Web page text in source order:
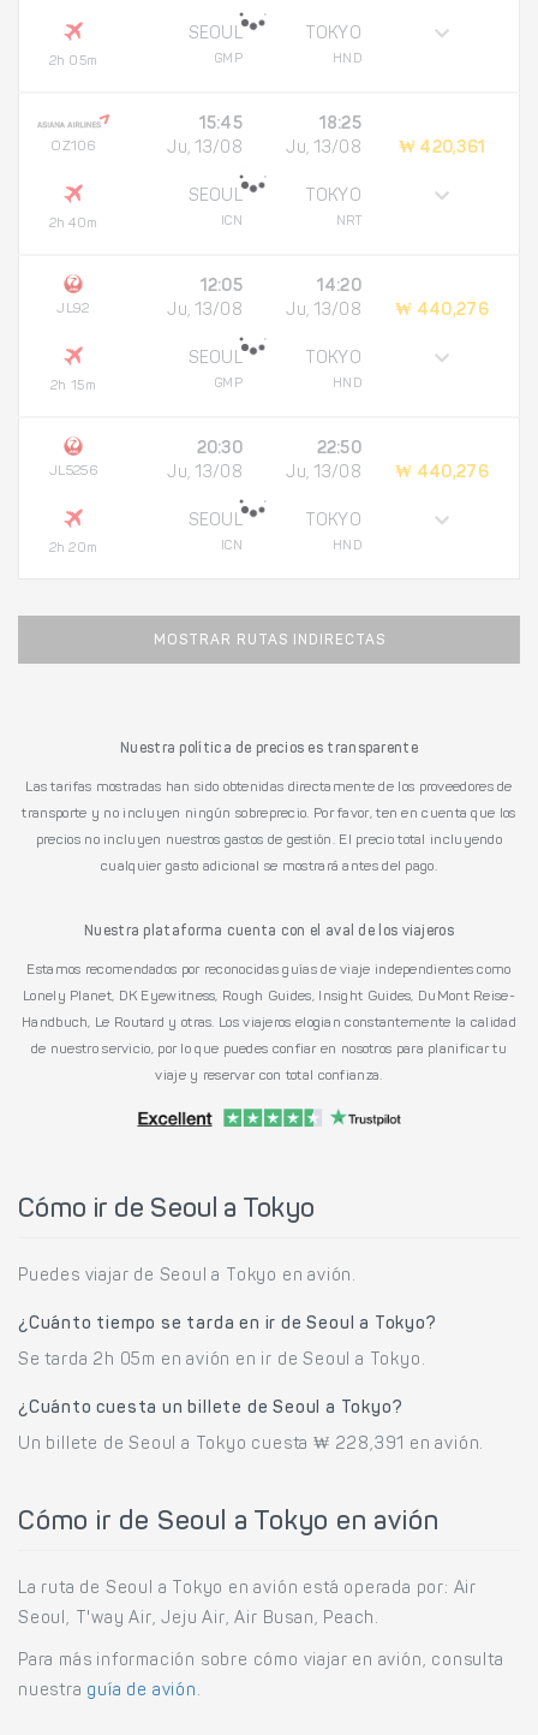
2h 05m
SEOUL
GMP
TOKYO
HND
OZ106
2h 40m
15:45
Ju, 13/08
SEOUL
ICN
18:25
Ju, 13/08
TOKYO
NRT
₩ 420,361
JL92
2h 15m
12:05
Ju, 13/08
SEOUL
GMP
14:20
Ju, 13/08
TOKYO
HND
₩ 440,276
JL5256
2h 20m
20:30
Ju, 13/08
SEOUL
ICN
22:50
Ju, 13/08
TOKYO
HND
₩ 440,276
MOSTRAR RUTAS INDIRECTAS
Nuestra política de precios es transparente
Las tarifas mostradas han sido obtenidas directamente de los proveedores de
transporte y no incluyen ningún sobreprecio. Por favor, ten en cuenta que los
precios no incluyen nuestros gastos de gestión. El precio total incluyendo
cualquier gasto adicional se mostrará antes del pago.
Nuestra plataforma cuenta con el aval de los viajeros
Estamos recomendados por reconocidas guías de viaje independientes como
Lonely Planet, DK Eyewitness, Rough Guides, Insight Guides, DuMont Reise-
Handbuch, Le Routard y otras. Los viajeros elogian constantemente la calidad
de nuestro servicio, por lo que puedes confiar en nosotros para planificar tu
viaje y reservar con total confianza.
Cómo ir de Seoul a Tokyo
Puedes viajar de Seoul a Tokyo en avión.
¿Cuánto tiempo se tarda en ir de Seoul a Tokyo?
Se tarda 2h 05m en avión en ir de Seoul a Tokyo.
¿Cuánto cuesta un billete de Seoul a Tokyo?
Un billete de Seoul a Tokyo cuesta ₩ 228,391 en avión.
Cómo ir de Seoul a Tokyo en avión
La ruta de Seoul a Tokyo en avión está operada por: Air
Seoul, T'way Air, Jeju Air, Air Busan, Peach.
Para más información sobre cómo viajar en avión, consulta
nuestra guía de avión .